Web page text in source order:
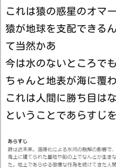
これは猿の惑星のオマ
猿が地球を支配できる
て当然かあ
今は水のないところで
ちゃんと地表が海に覆
これは人間に勝ち目は
ということであらすじ